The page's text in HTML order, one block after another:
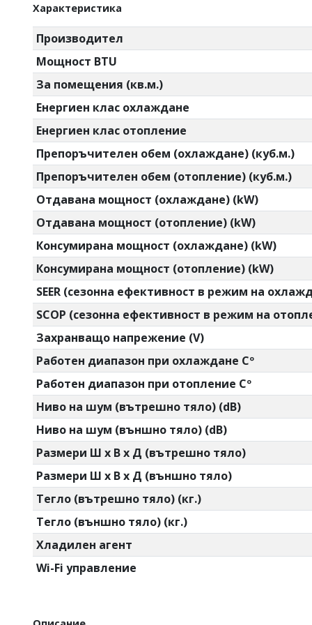
Характеристика
Производител
Мощност BTU
За помещения (кв.м.)
Енергиен клас охлаждане
Енергиен клас отопление
Препоръчителен обем (охлаждане) (куб.м.)
Препоръчителен обем (отопление) (куб.м.)
Отдавана мощност (охлаждане) (kW)
Отдавана мощност (отопление) (kW)
Консумирана мощност (охлаждане) (kW)
Консумирана мощност (отопление) (kW)
SEER (сезонна ефективност в режим на
SCOP (сезонна ефективност в режим на
Захранващо напрежение (V)
Работен диапазон при охлаждане Cº
Работен диапазон при отопление Cº
Ниво на шум (вътрешно тяло) (dB)
Ниво на шум (външно тяло) (dB)
Размери Ш х В х Д (вътрешно тяло)
Размери Ш х В х Д (външно тяло)
Тегло (вътрешно тяло) (кг.)
Тегло (външно тяло) (кг.)
Хладилен агент
Wi-Fi управление